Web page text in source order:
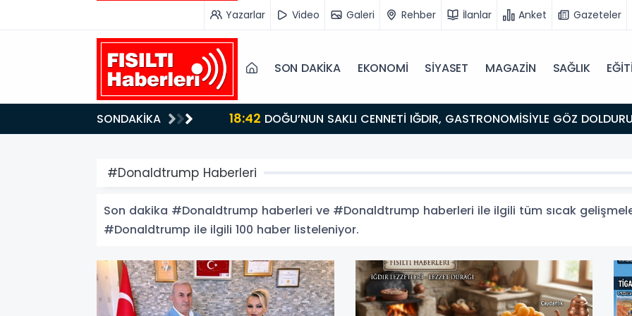
Yazarlar Video Galeri Rehber İlanlar Anket Gazeteler
SON DAKİKA EKONOMİ SİYASET MAGAZİN SAĞLIK
SONDAKİKA 18:42
KÜLTÜRÜNÜN BULUŞMA NOKTASI
#Donaldtrump Haberleri
Son dakika #Donaldtrump haberleri ve #Donaldtrump haberleri ile ilgili tüm sıcak
#Donaldtrump ile ilgili 100 haber listeleniyor.